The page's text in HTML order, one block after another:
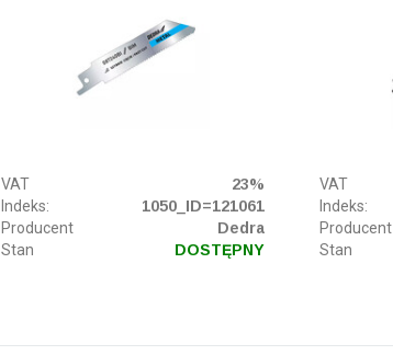
VAT
23%
Indeks:
1050_ID=121061
Producent
Dedra
Stan
DOSTĘPNY
VAT
Indeks:
Producent
Stan